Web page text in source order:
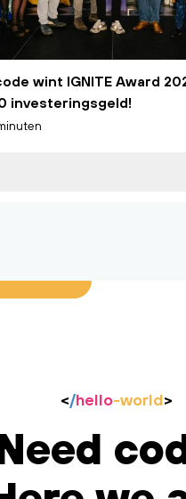
wint IGNITE Award
investeringsgeld!
</hello-world>